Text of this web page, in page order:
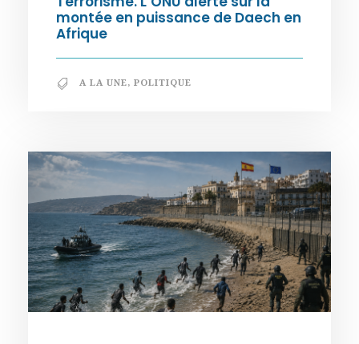
montée en puissance de Daech en
Afrique
A LA UNE, POLITIQUE